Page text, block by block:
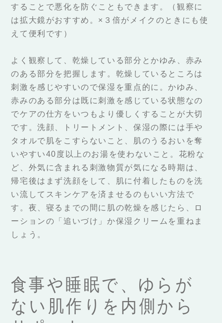
することで悪化を防ぐこともできます。（観察に
は拡大鏡がおすすめ。×３倍がメイクのときにも使
えて便利です）
よく観察して、乾燥している部分とかゆみ、赤み
のある部分を把握します。乾燥しているところは
刺激を感じやすいので保湿を重点的に。かゆみ、
赤みのある部分は既に刺激を感じている状態なの
でケアの仕方をいつもより優しくすることが大切
です。洗顔、トリートメント、保湿の際には手や
タオルで肌をこすらないこと、肌のうるおいを奪
いやすい40度以上のお湯を使わないこと。花粉な
ど、外気に含まれる刺激物質が気になる時期は、
帰宅後はまず洗顔をして、肌に付着したものを洗
い流してスキンケアを済ませるのもいい方法で
す。夜、寝るまでの間に肌の乾燥を感じたら、ロ
ーションの「追いづけ」か保湿クリームを重ねま
しょう。
食事や睡眠で、ゆらが
ない肌作りを内側から